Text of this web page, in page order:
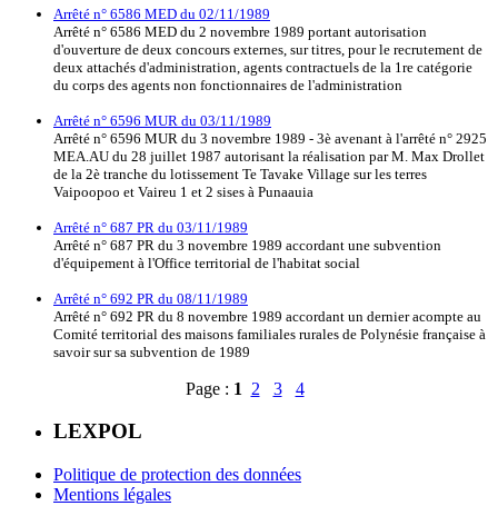
Arrêté n° 6586 MED du 02/11/1989
Arrêté n° 6586 MED du 2 novembre 1989 portant autorisation
d'ouverture de deux concours externes, sur titres, pour le recrutement de
deux attachés d'administration, agents contractuels de la 1re catégorie
du corps des agents non fonctionnaires de l'administration
Arrêté n° 6596 MUR du 03/11/1989
Arrêté n° 6596 MUR du 3 novembre 1989 - 3è avenant à l'arrêté n° 2925
MEA.AU du 28 juillet 1987 autorisant la réalisation par M. Max Drollet
de la 2è tranche du lotissement Te Tavake Village sur les terres
Vaipoopoo et Vaireu 1 et 2 sises à Punaauia
Arrêté n° 687 PR du 03/11/1989
Arrêté n° 687 PR du 3 novembre 1989 accordant une subvention
d'équipement à l'Office territorial de l'habitat social
Arrêté n° 692 PR du 08/11/1989
Arrêté n° 692 PR du 8 novembre 1989 accordant un dernier acompte au
Comité territorial des maisons familiales rurales de Polynésie française à
savoir sur sa subvention de 1989
Page : 1 2 3 4
LEXPOL
Politique de protection des données
Mentions légales